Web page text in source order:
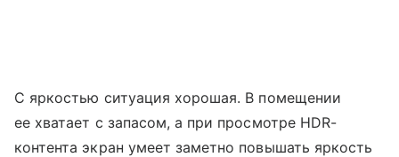
С яркостью ситуация хорошая. В помещении
ее хватает с запасом, а при просмотре HDR-
контента экран умеет заметно повышать яркость